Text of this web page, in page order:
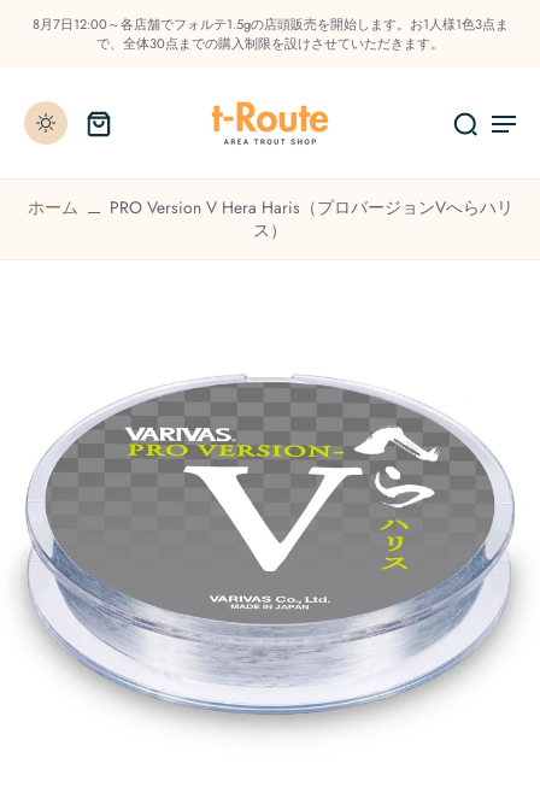
8月7日12:00～各店舗でフォルテ1.5gの店頭販売を開始します。お1人様1色3点ま
で、全体30点までの購入制限を設けさせていただきます。
ホーム
PRO Version V Hera Haris（プロバージョンVへらハリ
ス）